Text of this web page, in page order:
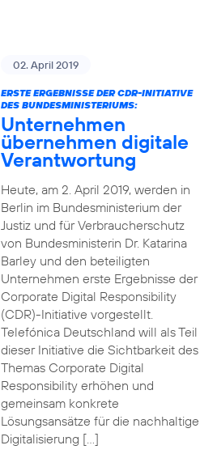
02. April 2019
ERSTE ERGEBNISSE DER CDR-INITIATIVE
DES BUNDESMINISTERIUMS:
Unternehmen
übernehmen digitale
Verantwortung
Heute, am 2. April 2019, werden in
Berlin im Bundesministerium der
Justiz und für Verbraucherschutz
von Bundesministerin Dr. Katarina
Barley und den beteiligten
Unternehmen erste Ergebnisse der
Corporate Digital Responsibility
(CDR)-Initiative vorgestellt.
Telefónica Deutschland will als Teil
dieser Initiative die Sichtbarkeit des
Themas Corporate Digital
Responsibility erhöhen und
gemeinsam konkrete
Lösungsansätze für die nachhaltige
Digitalisierung […]